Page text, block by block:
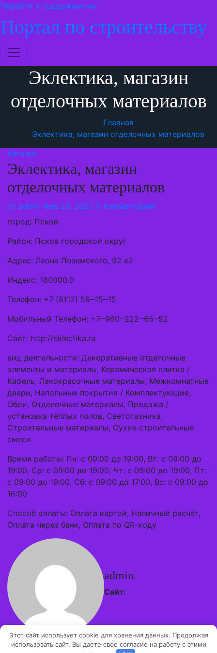
Перейти к содержимому
Портал по строительству
Эклектика, магазин
отделочных материалов
Главная
Эклектика, магазин отделочных материалов
Каталог
Эклектика, магазин
отделочных материалов
от admin Фев 26, 2025 0 Комментарий
город: Псков
Район: Псков городской округ
Адрес: Леона Поземского, 92 к2
Индекс: 180000.0
Телефон: +7 (8112) 58‒15‒15
Мобильный Телефон: +7‒960‒222‒65‒52
Сайт: http://eklectika.ru
вид деятельности: Декоративные отделочные
элементы и материалы, Керамическая плитка /
Кафель, Лакокрасочные материалы, Межкомнатные
двери, Напольные покрытия / Комплектующие,
Обои, Отделочные материалы, Продажа /
установка тёплых полов, Светотехника,
Строительные материалы, Сухие строительные
смеси
Время работы: Пн: с 09:00 до 19:00, Вт: с 09:00 до
19:00, Ср: с 09:00 до 19:00, Чт: с 09:00 до 19:00, Пт:
с 09:00 до 19:00, Сб: с 09:00 до 17:00, Вс: с 09:00 до
16:00
Способ оплаты: Оплата картой, Наличный расчёт,
Оплата через банк, Оплата по QR-коду
admin
Сайт:
Авторские права © 2026 | Работает наWordPress |
Этот сайт использует cookie для хранения данных. Продолжая
использовать сайт, Вы даете свое согласие на работу с этими